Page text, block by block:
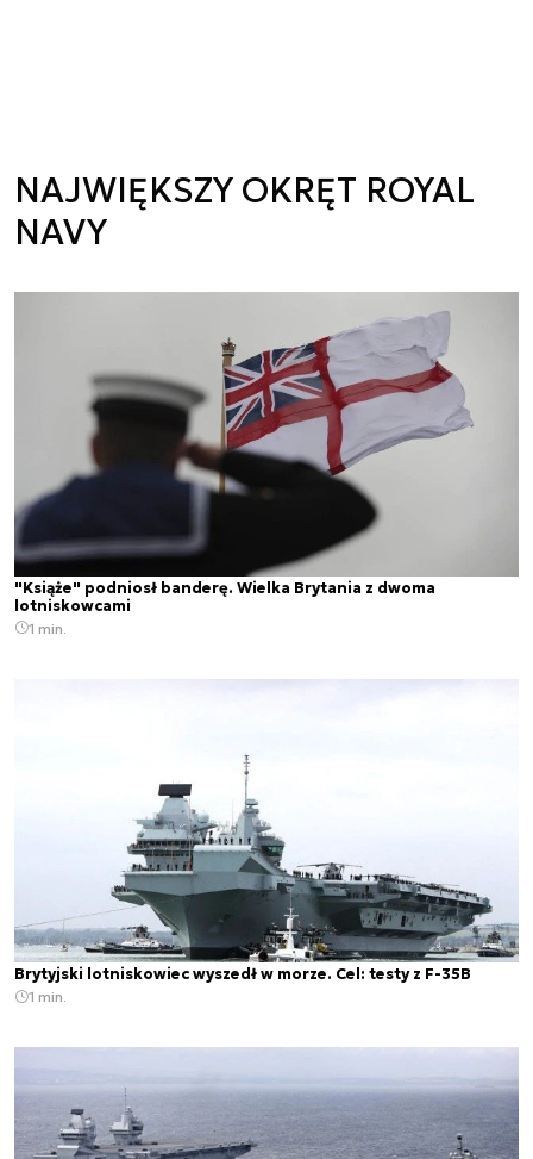
NAJWIĘKSZY OKRĘT ROYAL
NAVY
"Książe" podniosł banderę. Wielka Brytania z dwoma
lotniskowcami
1 min.
Brytyjski lotniskowiec wyszedł w morze. Cel: testy z F-35B
1 min.